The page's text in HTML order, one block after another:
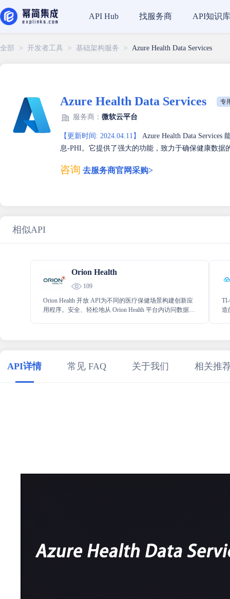
API Hub 找服务商 API知识库
全部 > 开发者工具 > 基础架构服务 > Azure Health Data Services
Azure Health Data Services 专
服务商： 微软云平台
【更新时间: 2024.04.11】
Azure Health Data
息-PHI。它提供了强大的功能，致力于确保健康数
咨询 去服务商官网采购>
相似API
Orion Health
109
Orion Health 开放 API为不同的医疗保健场景构建创新应
用程序。安全、轻松地从 Orion Health 平台内访问数据和
造
API详情 常见 FAQ 关于我们 相关推